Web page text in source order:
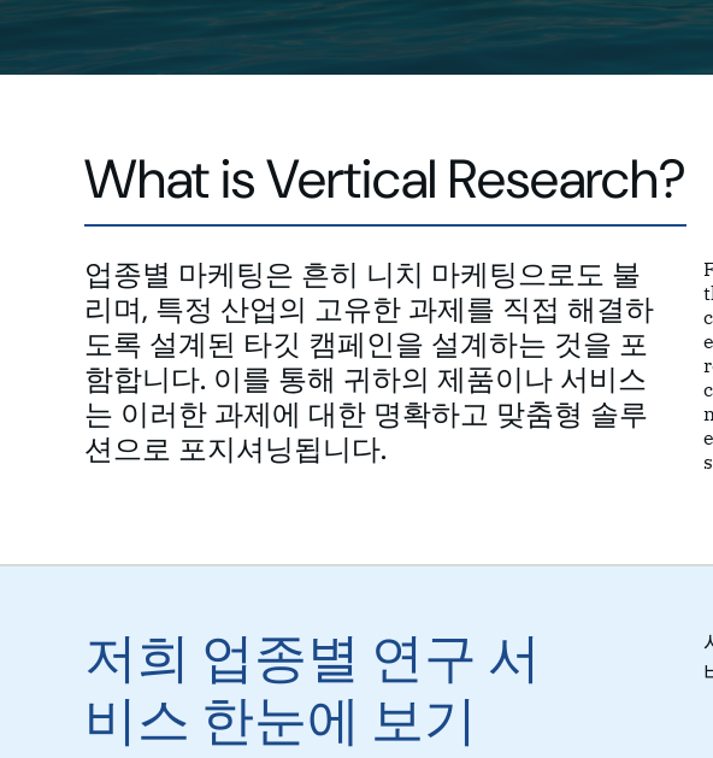
What is Vertical Research?
업종별 마케팅은 흔히 니치 마케팅으로도 불
리며, 특정 산업의 고유한 과제를 직접 해결하
도록 설계된 타깃 캠페인을 설계하는 것을 포
함합니다. 이를 통해 귀하의 제품이나 서비스
는 이러한 과제에 대한 명확하고 맞춤형 솔루
션으로 포지셔닝됩니다.
저희 업종별 연구 서
비스 한눈에 보기